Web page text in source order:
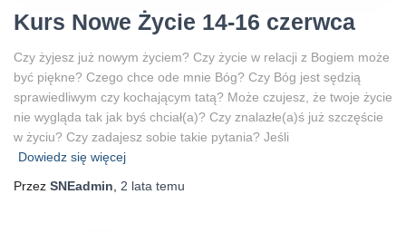
Kurs Nowe Życie 14-16 czerwca
Czy żyjesz już nowym życiem? Czy życie w relacji z Bogiem może
być piękne? Czego chce ode mnie Bóg? Czy Bóg jest sędzią
sprawiedliwym czy kochającym tatą? Może czujesz, że twoje życie
nie wygląda tak jak byś chciał(a)? Czy znalazłe(a)ś już szczęście
w życiu? Czy zadajesz sobie takie pytania? Jeśli
Dowiedz się więcej
Przez SNEadmin 2 lata temu